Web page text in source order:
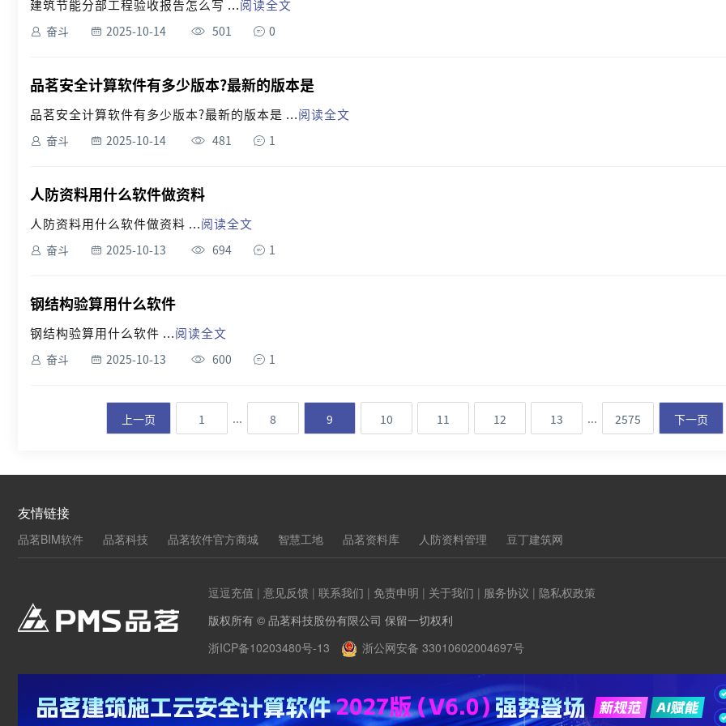
建筑节能分部工程验收报告怎么写 ...阅读全文
奋斗 2025-10-14 501 0
品茗安全计算软件有多少版本?最新的版本是
品茗安全计算软件有多少版本?最新的版本是 ...阅读全文
奋斗 2025-10-14 481 1
人防资料用什么软件做资料
人防资料用什么软件做资料 ...阅读全文
奋斗 2025-10-13 694 1
钢结构验算用什么软件
钢结构验算用什么软件 ...阅读全文
奋斗 2025-10-13 600 1
上一页 1 ... 8 9 10 11 12 13 ... 2575 下一页
友情链接
品茗BIM软件 品茗科技 品茗软件官方商城 智慧工地 品茗资料库 人防资料管理 豆丁建筑网
逗逗充值 | 意见反馈 | 联系我们 | 免责申明 | 关于我们 | 服务协议 | 隐私权政策
版权所有 © 品茗科技股份有限公司 保留一切权利
浙ICP备10203480号-13
浙公网安备 33010602004697号